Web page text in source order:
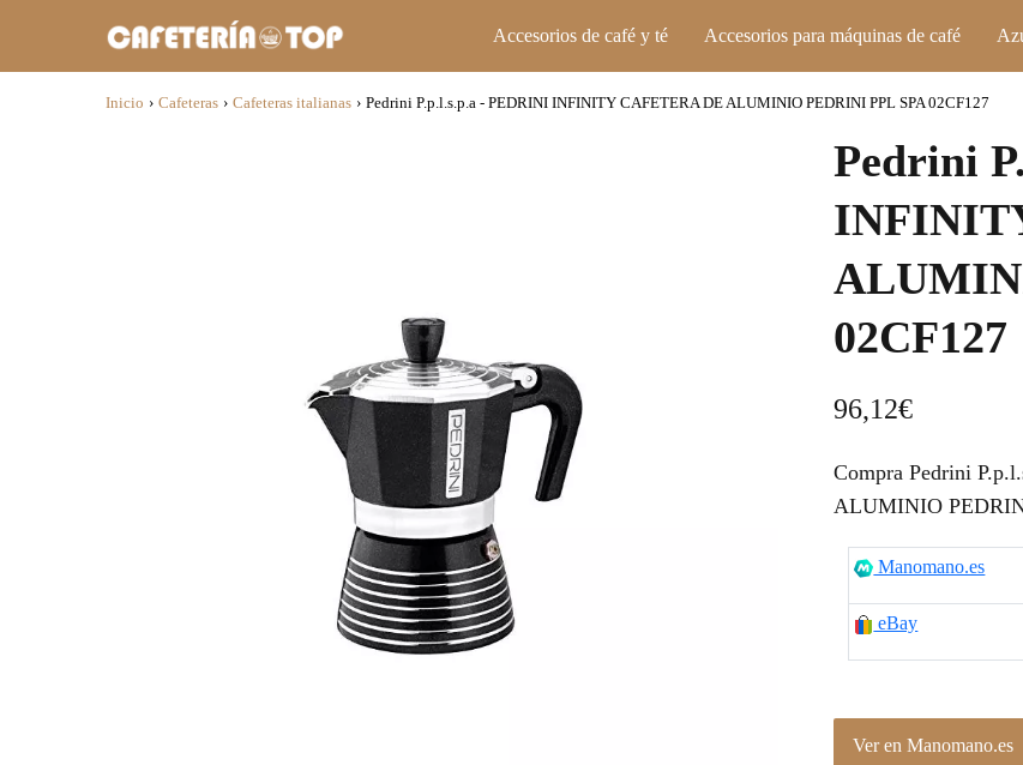
Accesorios de café y té Accesorios para máquinas de café
Inicio › Cafeteras › Cafeteras italianas › Pedrini P.p.l.s.p.a - PEDRINI INFINITY CAFETERA DE ALUMINIO PEDRINI PPL SPA 02CF127
Pedrini
02CF127
96,12€
Compra Pedrini
ALUMINIO
Manomano.es
eBay
Ver en Manomano.es